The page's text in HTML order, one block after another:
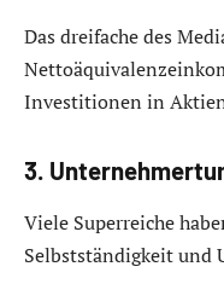
Das dreifache des
Investitionen in
3.
Viele Superreiche
Selbstständigkeit und